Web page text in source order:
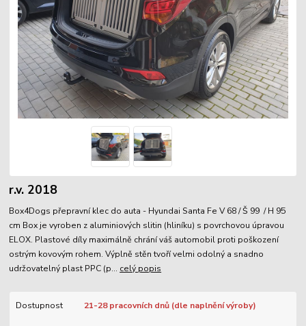
r.v. 2018
Box4Dogs přepravní klec do auta - Hyundai Santa Fe V 68 / Š 99 / H 95
cm Box je vyroben z aluminiových slitin (hliníku) s povrchovou úpravou
ELOX. Plastové díly maximálně chrání váš automobil proti poškození
ostrým kovovým rohem. Výplně stěn tvoří velmi odolný a snadno
udržovatelný plast PPC (p... celý popis
Dostupnost 21-28 pracovních dnů (dle naplnění výroby)